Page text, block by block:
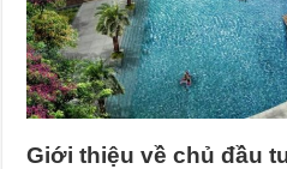
Giới thiệu về chủ đầu